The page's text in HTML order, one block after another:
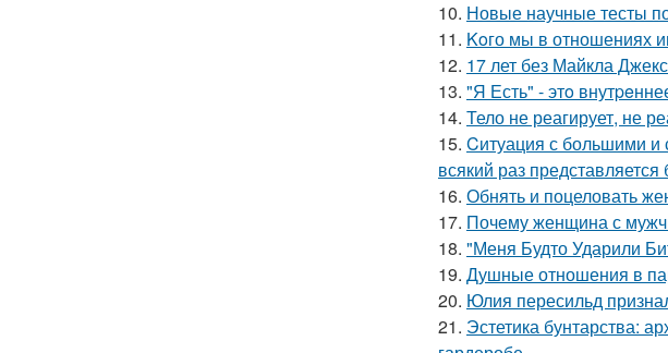
10. Новые научные тесты
11. Koго мы в отношениях
12. 17 лет без Майкла
13. "Я Есть" - этo
14. Тело не реагирует, не
15. Cитуация с большими и
всякий раз
16. Обнять и поцеловать
17. Почему женщина с
18. "Меня Будто Ударили
19. Душные отношения в
20. Юлия пересильд
21. Эстетика бунтарства: